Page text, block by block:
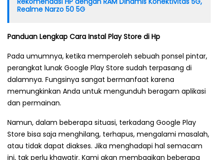
Realme Narzo 50 5G
Panduan Lengkap Cara Instal Play Store di Hp
Pada umumnya, ketika memperoleh sebuah ponsel pintar,
perangkat lunak Google Play Store sudah terpasang di
dalamnya. Fungsinya sangat bermanfaat karena
memungkinkan Anda untuk mengunduh beragam aplikasi
dan permainan.
Namun, dalam beberapa situasi, terkadang Google Play
Store bisa saja menghilang, terhapus, mengalami masalah,
atau tidak dapat diakses. Jika menghadapi hal semacam
ini, tak perlu khawatir. Kami akan membagikan beberapa